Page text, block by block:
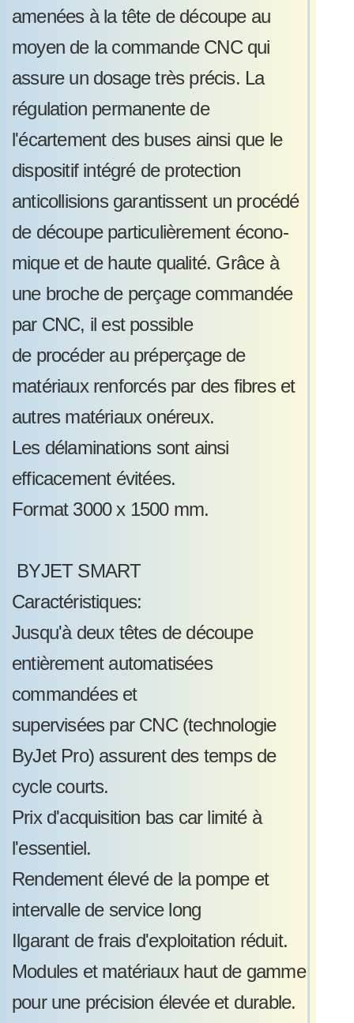
amenées à la tête de découpe au
moyen de la commande CNC qui
assure un dosage très précis. La
régulation permanente de
l'écartement des buses ainsi que le
dispositif intégré de protection
anticollisions garantissent un procédé
de découpe particulièrement écono-
mique et de haute qualité. Grâce à
une broche de perçage commandée
par CNC, il est possible
de procéder au préperçage de
matériaux renforcés par des fibres et
autres matériaux onéreux.
Les délaminations sont ainsi
efficacement évitées.
Format 3000 x 1500 mm.
BYJET SMART
Caractéristiques:
Jusqu'à deux têtes de découpe
entièrement automatisées
commandées et
supervisées par CNC (technologie
ByJet Pro) assurent des temps de
cycle courts.
Prix d'acquisition bas car limité à
l'essentiel.
Rendement élevé de la pompe et
intervalle de service long
Ilgarant de frais d'exploitation réduit.
Modules et matériaux haut de gamme
pour une précision élevée et durable.